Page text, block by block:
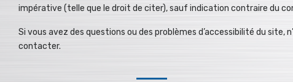
impérative (telle que le droit de citer), sauf indication contraire du
Si vous avez des questions ou des problèmes d’accessibilité du site,
contacter.